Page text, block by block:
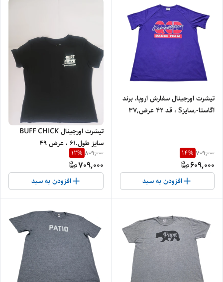
تیشرت اورجینال سفارش اروپا، برند
اگاستا-,سایزS ، قد 42 عرض,37
709,000
14%
609,000
افزودن به سبد
تیشرت اورجینال BUFF CHICK
سایز طول.61 ، عرض 49
809,000
12%
709,000
افزودن به سبد